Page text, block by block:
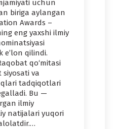
uchun
biriga aylangan
Awards –
eng yaxshi ilmiy
e’lon qilindi.
qo‘mitasi
va
tadqiqotlari
Bu —
ilmiy
natijalari yuqori